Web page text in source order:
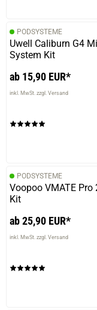
PODSYSTEME
Uwell Caliburn G4
System Kit
ab 15,90 EUR*
inkl. MwSt. zzgl. Versand
PODSYSTEME
Voopoo VMATE Pro
Kit
ab 25,90 EUR*
inkl. MwSt. zzgl. Versand